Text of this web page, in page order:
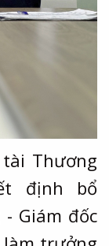
Thương
định bổ
Giám đốc